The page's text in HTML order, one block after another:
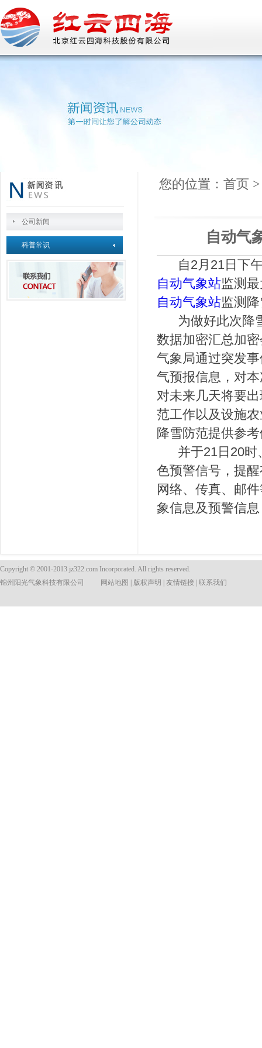
公司新闻
科普常识
您的位置： 首页
自动气
自2月21日下午
自动气象站监测
自动气象站监测
为做好此次降
数据加密汇总加
气象局通过突发
气预报信息，对
对未来几天将要
范工作以及设施
降雪防范提供参
并于21日20时
色预警信号，提
网络、传真、邮
象信息及预警信
Copyright © 2001-2013 jz322.com Incorporated. All rights reserved.
锦州阳光气象科技有限公司
网站地图 版权声明 友情链接 联系我们